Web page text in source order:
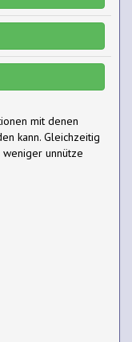
mit denen
kann. Gleichzeitig
unnütze